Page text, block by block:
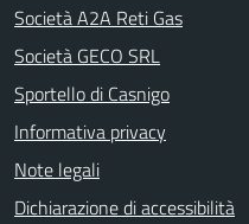
Società A2A Reti Gas
Società GECO SRL
Sportello di Casnigo
Informativa privacy
Note legali
Dichiarazione di accessibilità